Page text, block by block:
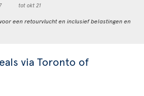
tot okt 21
een retourvlucht en inclusief belastingen en
via Toronto of